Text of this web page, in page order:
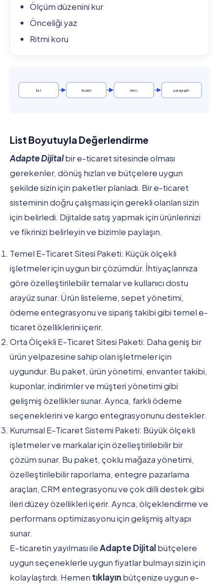
Ölçüm düzenini kur
Önceliği yaz
Ritmi koru
list ticaret item paragraph
List Boyutuyla Değerlendirme
Adapte Dijitalbir e-ticaret sitesinde olması
gerekenler, dönüş hızları ve bütçelere uygun
şekilde sizin için paketler planladı. Bir e-ticaret
sisteminin doğru çalışması için gerekli olanları sizin
için belirledi. Dijitalde satış yapmak için ürünlerinizi
ve fikrinizi belirleyin ve bizimle paylaşın.
Temel E-Ticaret Sitesi Paketi: Küçük ölçekli
işletmeler için uygun bir çözümdür. İhtiyaçlarınıza
göre özelleştirilebilir temalar ve kullanıcı dostu
arayüz sunar. Ürün listeleme, sepet yönetimi,
ödeme entegrasyonu ve sipariş takibi gibi temel e-
ticaret özelliklerini içerir.
Orta Ölçekli E-Ticaret Sitesi Paketi: Daha geniş bir
ürün yelpazesine sahip olan işletmeler için
uygundur. Bu paket, ürün yönetimi, envanter takibi,
kuponlar, indirimler ve müşteri yönetimi gibi
gelişmiş özellikler sunar. Ayrıca, farklı ödeme
seçeneklerini ve kargo entegrasyonunu destekler.
Kurumsal E-Ticaret Sistemi Paketi: Büyük ölçekli
işletmeler ve markalar için özelleştirilebilir bir
çözüm sunar. Bu paket, çoklu mağaza yönetimi,
özelleştirilebilir raporlama, entegre pazarlama
araçları, CRM entegrasyonu ve çok dilli destek gibi
ileri düzey özellikleri içerir. Ayrıca, ölçeklendirme ve
performans optimizasyonu için gelişmiş altyapı
sunar.
E-ticaretin yayılması ileAdapte Dijitalbütçelere
uygun seçeneklerle uygun fiyatlar bulmayı sizin için
kolaylaştırdı. Hemen tıklayınbütçenize uygun e-